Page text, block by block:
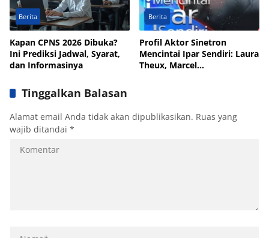
Berita
Kapan CPNS 2026 Dibuka?
Ini Prediksi Jadwal, Syarat,
dan Informasinya
Berita
Profil Aktor Sinetron
Mencintai Ipar Sendiri: Laura
Theux, Marcel
Tinggalkan Balasan
Alamat email Anda tidak akan dipublikasikan. Ruas yang
wajib ditandai *